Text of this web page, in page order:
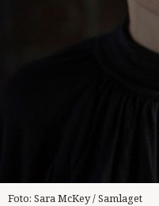
Foto: Sara McKey / Samlaget